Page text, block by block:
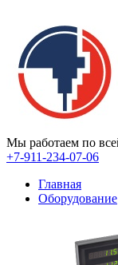
Мы работаем по
+7-911-234-07-06
Главная
Оборудование